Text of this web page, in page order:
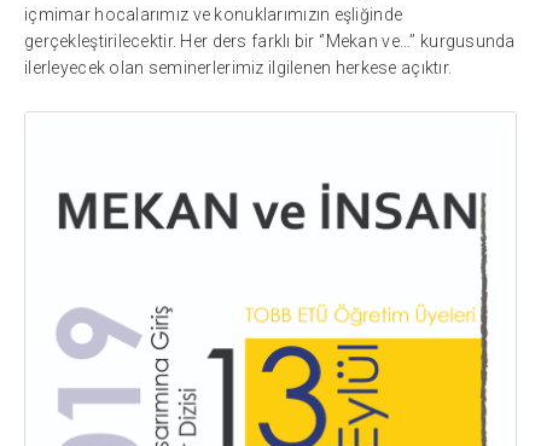
içmimar hocalarımız ve konuklarımızın eşliğinde
gerçekleştirilecektir. Her ders farklı bir ‘’Mekan ve…’’ kurgusunda
ilerleyecek olan seminerlerimiz ilgilenen herkese açıktır.